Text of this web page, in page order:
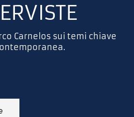
Carnelos sui temi chiave